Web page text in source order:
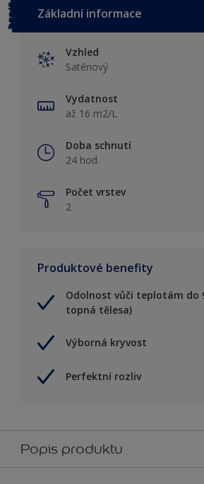
Základní informace
Vzhled
Saténový
Vydatnost
až 16 m2/L
Doba schnutí
24 hod.
Počet vrstev
2
Produktové benefity
Odolnost vůči teplotám do
topná tělesa)
Výborná kryvost
Perfektní rozliv
Popis produktu